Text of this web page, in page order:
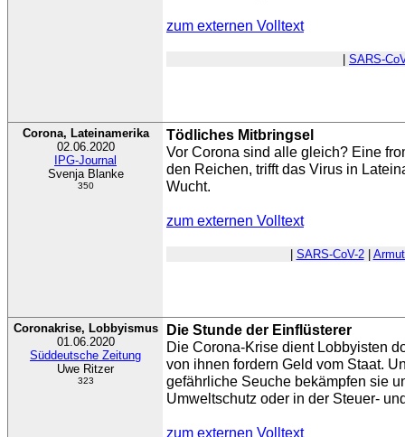
zum externen Volltext
SARS-
Corona, Lateinamerika
02.06.2020
IPG-Journal
Svenja Blanke
350
Tödliches Mitbringsel
Vor Corona sind alle gleich? Eine
den Reichen, trifft das Virus in
Wucht.
zum externen Volltext
SARS-CoV-2|
Coronakrise, Lobbyismus
01.06.2020
Süddeutsche Zeitung
Uwe Ritzer
323
Die Stunde der Einflüsterer
Die Corona-Krise dient Lobbyisten
von ihnen fordern Geld vom Staat.
gefährliche Seuche bekämpfen sie
Umweltschutz oder in der Steuer-
zum externen Volltext